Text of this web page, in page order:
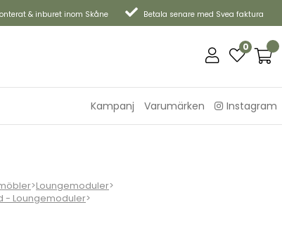
& inburet inom Skåne Betala senare med Svea faktura
0
Kampanj Varumärken Instagram
>Loungemoduler>
- Loungemoduler>